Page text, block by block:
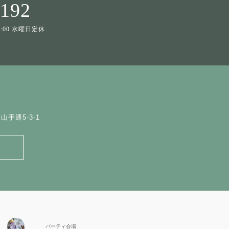
水曜日定休
手通5-3-1
パーティ会場